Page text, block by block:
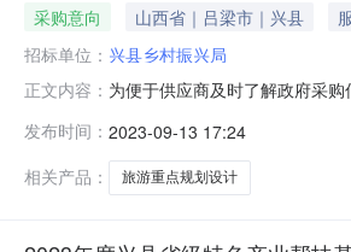
采购意向 山西省｜吕梁市｜兴县
招标单位： 兴县乡村振兴局
正文内容： 为便于供应商及时了解政府采
村旅游重点村规划设计编制工
体采购项目情
发布时间： 2023-09-13 17:24
相关产品：
旅游重点规划设计